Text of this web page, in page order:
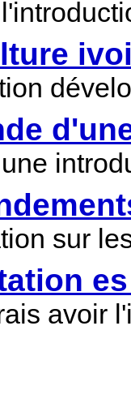
sur
avoir